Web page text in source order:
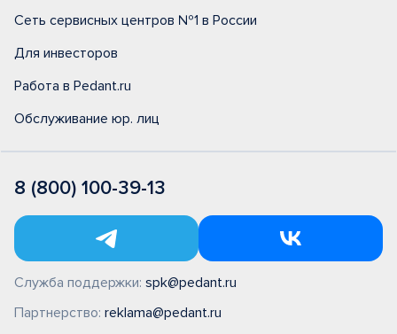
Сеть сервисных центров №1 в России
Для инвесторов
Работа в Pedant.ru
Обслуживание юр. лиц
8 (800) 100-39-13
Служба поддержки: spk@pedant.ru
Партнерство: reklama@pedant.ru